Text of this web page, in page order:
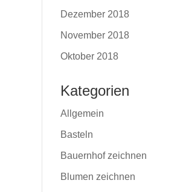
Dezember 2018
November 2018
Oktober 2018
Kategorien
Allgemein
Basteln
Bauernhof zeichnen
Blumen zeichnen